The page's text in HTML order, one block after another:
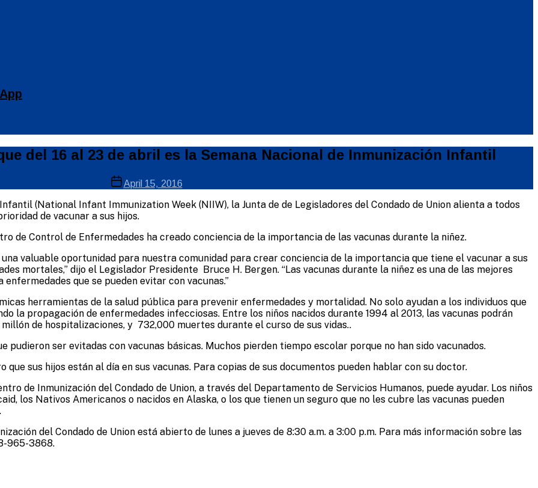
del 16 al 23 de abril es la Semana Nacional de Inmunización Infantil
Post
date
April 15, 2016
(National Infant Immunization Week (NIIW), la Junta de de Legisladores del Condado de Union alienta a todos
de vacunar a sus hijos.
de Control de Enfermedades ha creado conciencia de la importancia de las vacunas durante la niñez.
valuable oportunidad para nuestra comunidad para crear conciencia de la importancia que tiene el vacunar a sus
mortales,” dijo el Legislador Presidente Bruce H. Bergen. “Las vacunas durante la niñez es una de las mejores
que se pueden evitar con vacunas.”
herramientas de la salud pública para prevenir enfermedades y mortalidad. No solo ayudan a los individuos que
la propagación de enfermedades infecciosas. Entre los niños nacidos durante 1994 al 2013, las vacunas podrán
de hospitalizaciones, y 732,000 muertes durante el curso de sus vidas..
pudieron ser evitadas con vacunas básicas. Muchos pierden tiempo escolar porque no han sido vacunados.
sus hijos están al día en sus vacunas. Para copias de sus documentos pueden hablar con su doctor.
de Inmunización del Condado de Union, a través del Departamento de Servicios Humanos, puede ayudar. Los niños
los Nativos Americanos o nacidos en Alaska, o los que tienen un seguro que no les cubre las vacunas pueden
del Condado de Union está abierto de lunes a jueves de 8:30 a.m. a 3:00 p.m. Para más información sobre las
965-3868.